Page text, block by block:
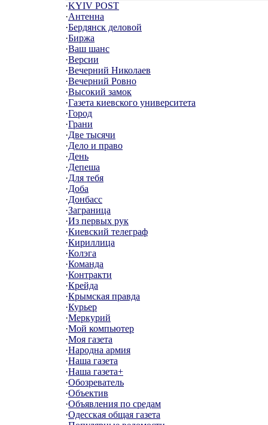
·KYIV POST
·Антенна
·Бердянск деловой
·Биржа
·Ваш шанс
·Версии
·Вечерний Николаев
·Вечерний Ровно
·Высокий замок
·Газета киевского университета
·Город
·Грани
·Две тысячи
·Дело и право
·День
·Депеша
·Для тебя
·Доба
·Донбасс
·Заграница
·Из первых рук
·Киевский телеграф
·Кириллица
·Колэга
·Команда
·Контракти
·Крейда
·Крымская правда
·Курьер
·Меркурий
·Мой компьютер
·Моя газета
·Народна армия
·Наша газета
·Наша газета+
·Обозреватель
·Объектив
·Объявления по средам
·Одесская общая газета